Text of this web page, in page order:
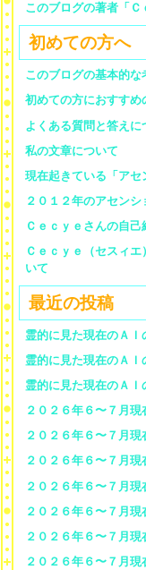
このブログの著者「
初めての方へ
このブログの基本的な
初めての方におすすめ
よくある質問と答えに
私の文章について
現在起きている「アセ
２０１２年のアセンシ
Ｃｅｃｙｅさんの自己
Ｃｅｃｙｅ（セスィ
いて
最近の投稿
霊的に見た現在のＡ
霊的に見た現在のＡ
霊的に見た現在のＡ
２０２６年６〜７月
２０２６年６〜７月
２０２６年６〜７月
２０２６年６〜７月
２０２６年６〜７月
２０２６年６〜７月
２０２６年６〜７月